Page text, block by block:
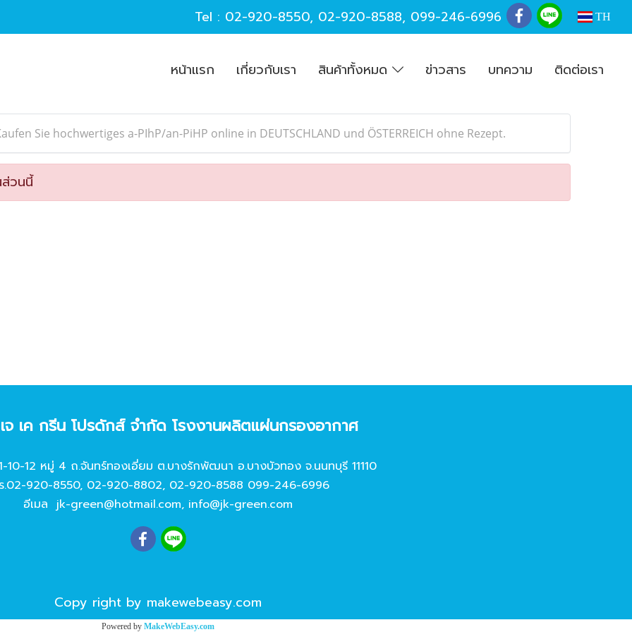
Tel : 02-920-8550, 02-920-8588, 099-246-6996 TH
หน้าแรก เกี่ยวกับเรา สินค้าทั้งหมด ข่าวสาร บทความ ติดต่อเรา
Sie hochwertiges a-PIhP/an-PiHP online in DEUTSCHLAND und ÖSTERREICH ohne Rezept.
วนนี้
จ เค กรีน โปรดักส์ จํากัด โรงงานผลิตแผ่นกรองอากาศ
10-12 หมู่ 4 ถ.จันทร์ทองเอี่ยม ต.บางรักพัฒนา อ.บางบัวทอง จ.นนทบุรี 11110
.02-920-8550, 02-920-8802, 02-920-8588 099-246-6996
อีเมล jk-green@hotmail.com, info@jk-green.com
Copy right by makewebeasy.com
Powered by MakeWebEasy.com